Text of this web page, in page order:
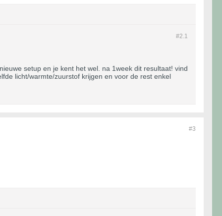
#2. 1
setup en je kent het wel. na 1week dit resultaat! vind
licht/warmte/zuurstof krijgen en voor de rest enkel
#3